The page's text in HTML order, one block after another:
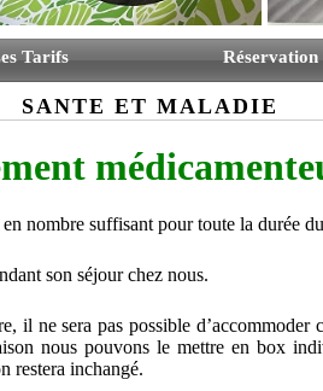
Tarifs Réservation
SANTE ET MALADIE
nombre suffisant pour toute la durée
son séjour chez nous.
il ne sera pas possible d’accommoder
nous pouvons le mettre en box
restera inchangé.